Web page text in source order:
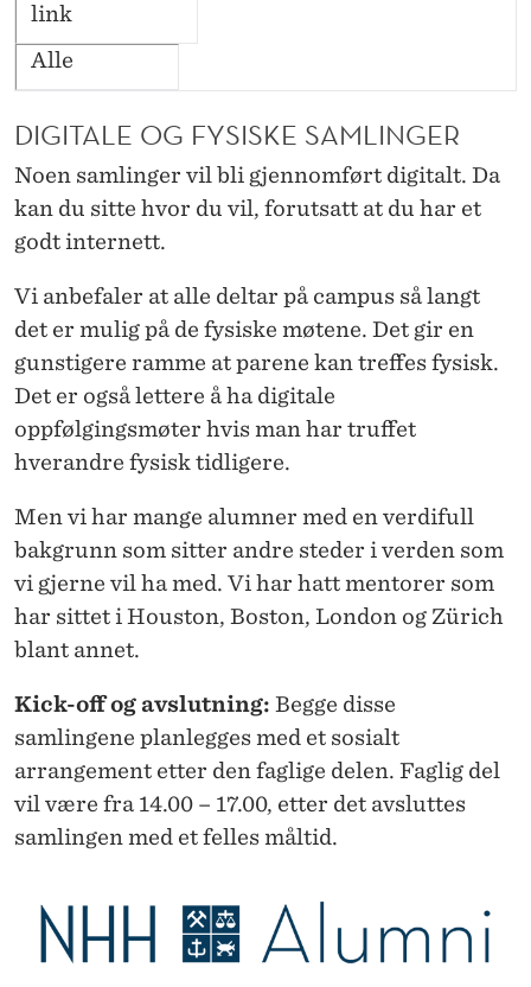
link
Alle
DIGITALE OG FYSISKE SAMLINGER
Noen samlinger vil bli gjennomført digitalt. Da
kan du sitte hvor du vil, forutsatt at du har et
godt internett.
Vi anbefaler at alle deltar på campus så langt
det er mulig på de fysiske møtene. Det gir en
gunstigere ramme at parene kan treffes fysisk.
Det er også lettere å ha digitale
oppfølgingsmøter hvis man har truffet
hverandre fysisk tidligere.
Men vi har mange alumner med en verdifull
bakgrunn som sitter andre steder i verden som
vi gjerne vil ha med. Vi har hatt mentorer som
har sittet i Houston, Boston, London og Zürich
blant annet.
Kick-off og avslutning: Begge disse
samlingene planlegges med et sosialt
arrangement etter den faglige delen. Faglig del
vil være fra 14.00 – 17.00, etter det avsluttes
samlingen med et felles måltid.